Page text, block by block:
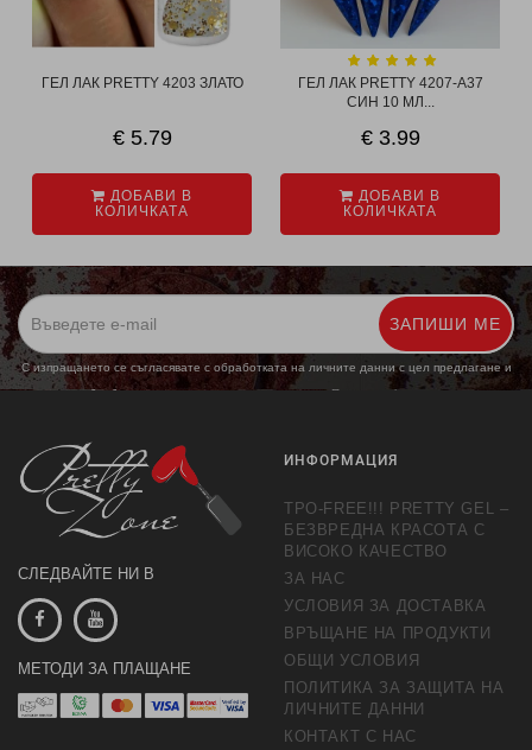
ГЕЛ ЛАК PRETTY 4203 ЗЛАТО
€ 5.79
ДОБАВИ В
КОЛИЧКАТА
ГЕЛ ЛАК PRETTY 4207-A37
СИН 10 МЛ...
€ 3.99
ДОБАВИ В
КОЛИЧКАТА
ЗАПИШИ МЕ
С изпращането се съгласявате с обработката на личните данни с цел предлагане и
обработка на маркетингови предложения. Повече информация
СЛЕДВАЙТЕ НИ В
МЕТОДИ ЗА ПЛАЩАНЕ
ИНФОРМАЦИЯ
TPO-FREE!!! PRETTY GEL –
БЕЗВРЕДНА КРАСОТА С
ВИСОКО КАЧЕСТВО
ЗА НАС
УСЛОВИЯ ЗА ДОСТАВКА
ВРЪЩАНЕ НА ПРОДУКТИ
ОБЩИ УСЛОВИЯ
ПОЛИТИКА ЗА ЗАЩИТА НА
ЛИЧНИТЕ ДАННИ
КОНТАКТ С НАС